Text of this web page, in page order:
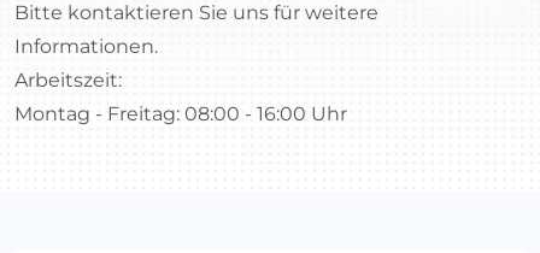
Bitte kontaktieren Sie uns für weitere
Informationen.
Arbeitszeit:
Montag - Freitag: 08:00 - 16:00 Uhr